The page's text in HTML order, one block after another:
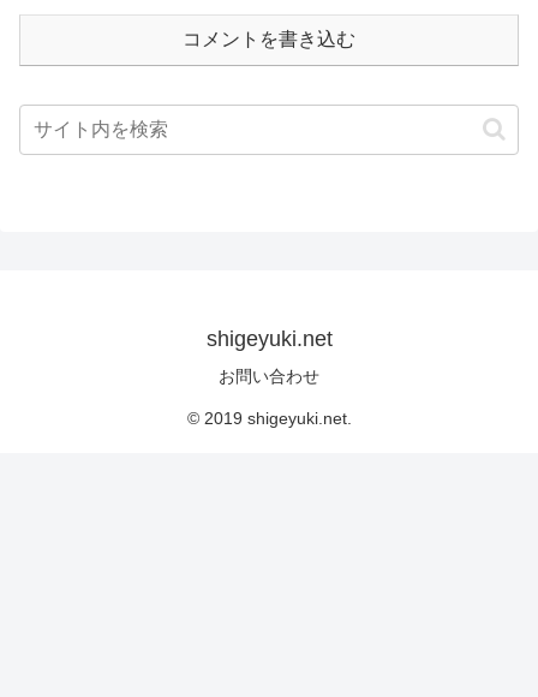
コメントを書き込む
shigeyuki.net
お問い合わせ
© 2019 shigeyuki.net.